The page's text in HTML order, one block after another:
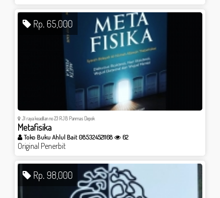
Rp. 65,000
Jl raya keadilan no 23 RJB Panmas Depok
Metafisika
Toko Buku Ahlul Bait 085324521168 62
Original Penerbit
Rp. 98,000